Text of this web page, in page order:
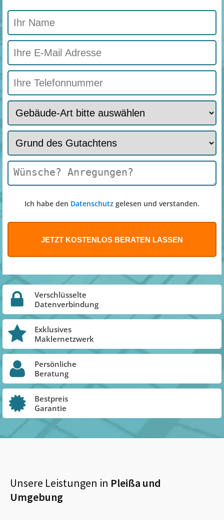
Ich habe den Datenschutz gelesen und verstanden.
Verschlüsselte
Datenverbindung
Exklusives
Maklernetzwerk
Persönliche
Beratung
Bestpreis
Garantie
Unsere Leistungen in Pleißa und
Umgebung